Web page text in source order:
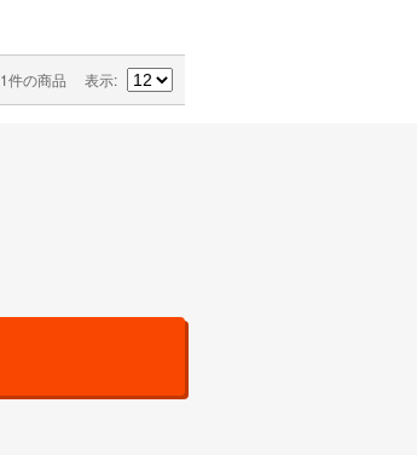
1件の商品 表示